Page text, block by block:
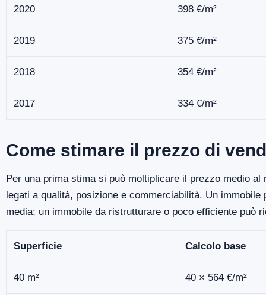
2020 398 €/m²
2019 375 €/m²
2018 354 €/m²
2017 334 €/m²
Come stimare il prezzo di
Per una prima stima si può moltiplicare il prezzo medio
legati a qualità, posizione e commerciabilità. Un
media; un immobile da ristrutturare o poco efficiente può
Superficie Calcolo base
40 m² 40 × 564 €/m²